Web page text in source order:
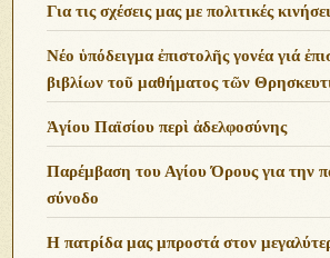
Για τις σχέσεις μας με πολιτικές
Νέο ὑπόδειγμα ἐπιστολῆς γονέα γιά
βιβλίων τοῦ μαθήματος τῶν
Ἁγίου Παϊσίου περὶ ἀδελφοσύνης
Παρέμβαση του Αγίου Όρους για την
σύνοδο
Η πατρίδα μας μπροστά στον